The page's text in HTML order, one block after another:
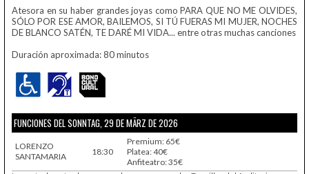
Atesora en su haber grandes joyas como PARA QUE NO ME OLVIDES,
SÓLO POR ESE AMOR, BAILEMOS, SI TÚ FUERAS MI MUJER, NOCHES
DE BLANCO SATÉN, TE DARÉ MI VIDA... entre otras muchas canciones
Duración aproximada: 80 minutos
FUNCIONES DEL SONNTAG, 29 DE MÄRZ DE 2026
LORENZO
SANTAMARIA
18:30
Premium: 65€
Platea: 40€
Anfiteatro: 35€